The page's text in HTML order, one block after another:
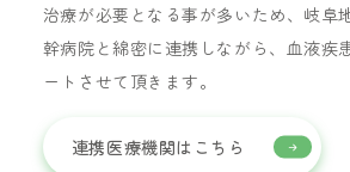
治療が必要となる事が多いため、岐阜
幹病院と綿密に連携しながら、血液疾
ートさせて頂きます。
連携医療機関はこちら